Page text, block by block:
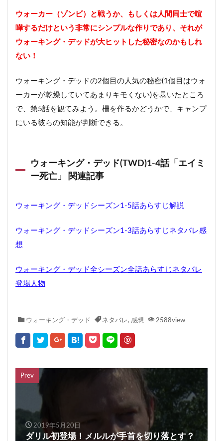
ウォーカー（ゾンビ）と戦うか、もしくは人間同士で喧
嘩するだけという非常にシンプルな作りであり、それが
ウォーキング・デッドが大ヒットした秘密なのかもしれ
ない！
ウォーキング・デッドの2個目の人気の秘密(1個目はウォ
ーカーが乾燥していてあまりキモくない)を暴いたところ
で、第5話を観てみよう。柵を作るかどうかで、キャンプ
にいる彼らの知能が判断できる。
ウォーキング・デッド(TWD)1-4話「エイミ
ー死亡」 関連記事
ウォーキング・デッドシーズン1-5話あらすじ解説
ウォーキング・デッドシーズン1-3話あらすじネタバレ感
想
ウォーキング・デッド全シーズン全話あらすじネタバレ
登場人物
ウォーキング・デッド ネタバレ, 感想 2588view
Prev
2019年5月20日
ダリル初登場！メルルが手首を切り落とす？